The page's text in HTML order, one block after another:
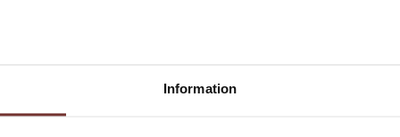
Information
halverade klyftor. Lossa vitlökarna
VÄLKOMMEN